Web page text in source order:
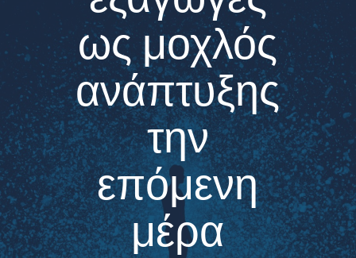
ως μοχλός
ανάπτυξης
την
επόμενη
μέρα